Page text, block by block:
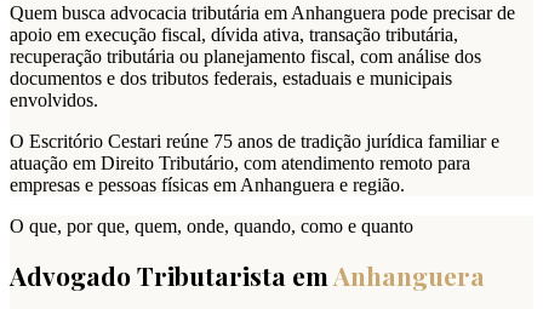
Quem busca advocacia tributária em Anhanguera pode precisar de
apoio em execução fiscal, dívida ativa, transação tributária,
recuperação tributária ou planejamento fiscal, com análise dos
documentos e dos tributos federais, estaduais e municipais
envolvidos.
O Escritório Cestari reúne 75 anos de tradição jurídica familiar e
atuação em Direito Tributário, com atendimento remoto para
empresas e pessoas físicas em Anhanguera e região.
O que, por que, quem, onde, quando, como e quanto
Advogado Tributarista em Anhanguera